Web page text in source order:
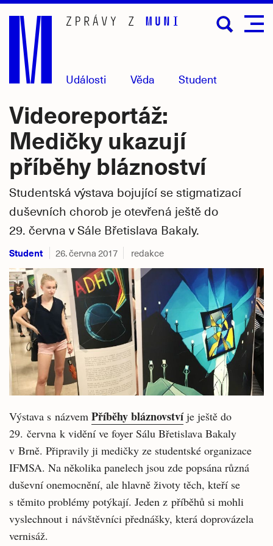
Přejít
hlavní
obsah
Události Věda Student
Videoreportáž:
Medičky ukazují
příběhy bláznoství
Studentská výstava bojující se stigmatizací
duševních chorob je otevřená ještě do
29. června v Sále Břetislava Bakaly.
Student 26. června 2017 redakce
Výstava s názvem Příběhy bláznovstvíje ještě do
29. června k vidění ve foyer Sálu Břetislava Bakaly
v Brně. Připravily ji medičky ze studentské organizace
IFMSA. Na několika panelech jsou zde popsána různá
duševní onemocnění, ale hlavně životy těch, kteří se
s těmito problémy potýkají. Jeden z příběhů si mohli
vyslechnout i návštěvníci přednášky, která doprovázela
vernisáž.